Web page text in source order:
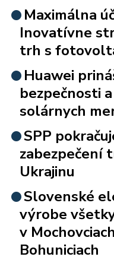
Maximálna
Inovatívne
trh s
Huawei
bezpečnosti
solárnych
SPP
zabezpečení
Ukrajinu
Slovenské
výrobe
v
Bohuniciach